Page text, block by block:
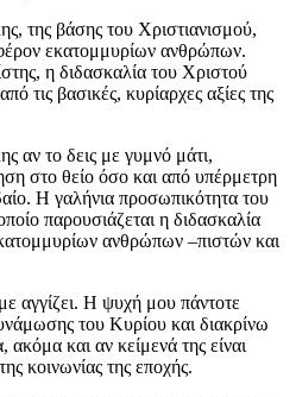
της βάσης του Χριστιανισμού,
εκατομμυρίων ανθρώπων.
η διδασκαλία του Χριστού
τις βασικές, κυρίαρχες αξίες της
αν το δεις με γυμνό μάτι,
στο θείο όσο και από υπέρμετρη
Η γαλήνια προσωπικότητα του
παρουσιάζεται η διδασκαλία
ανθρώπων –πιστών και
αγγίζει. Η ψυχή μου πάντοτε
του Κυρίου και διακρίνω
και αν κείμενά της είναι
κοινωνίας της εποχής.